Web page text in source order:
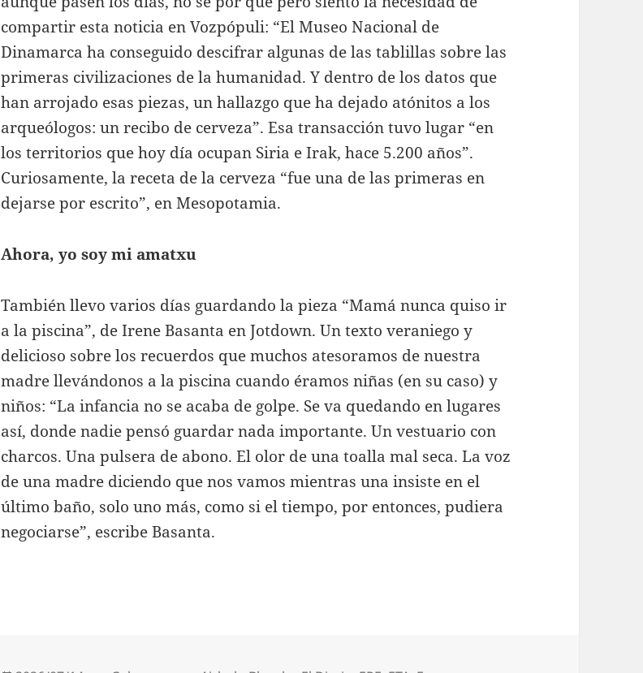
compartir esta noticia en Vozpópuli: “El Museo Nacional de
Dinamarca ha conseguido descifrar algunas de las tablillas sobre las
primeras civilizaciones de la humanidad. Y dentro de los datos que
han arrojado esas piezas, un hallazgo que ha dejado atónitos a los
arqueólogos: un recibo de cerveza”. Esa transacción tuvo lugar “en
los territorios que hoy día ocupan Siria e Irak, hace 5.200 años”.
Curiosamente, la receta de la cerveza “fue una de las primeras en
dejarse por escrito”, en Mesopotamia.
Ahora, yo soy mi amatxu
También llevo varios días guardando la pieza “Mamá nunca quiso ir
a la piscina”, de Irene Basanta en Jotdown. Un texto veraniego y
delicioso sobre los recuerdos que muchos atesoramos de nuestra
madre llevándonos a la piscina cuando éramos niñas (en su caso) y
niños: “La infancia no se acaba de golpe. Se va quedando en lugares
así, donde nadie pensó guardar nada importante. Un vestuario con
charcos. Una pulsera de abono. El olor de una toalla mal seca. La voz
de una madre diciendo que nos vamos mientras una insiste en el
último baño, solo uno más, como si el tiempo, por entonces, pudiera
negociarse”, escribe Basanta.